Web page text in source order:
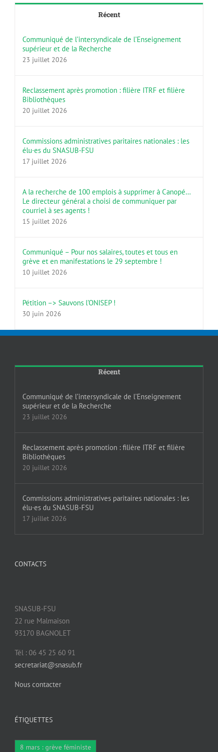
Récent
Communiqué de l’intersyndicale de l’Enseignement
supérieur et de la Recherche
23 juillet 2026
Reclassement après promotion : filière ITRF et filière
Bibliothèques
20 juillet 2026
Commissions administratives paritaires nationales : les
élu·es du SNASUB-FSU
17 juillet 2026
A la recherche de 100 emplois à supprimer à Canopé…
Le directeur général a choisi de communiquer par
courriel à ses agents !
15 juillet 2026
Communiqué – Pour nos salaires, toutes et tous en
grève et en manifestations le 29 septembre !
10 juillet 2026
Pétition –> Sauvons l’ONISEP !
30 juin 2026
Récent
Communiqué de l’intersyndicale de l’Enseignement
supérieur et de la Recherche
23 juillet 2026
Reclassement après promotion : filière ITRF et filière
Bibliothèques
20 juillet 2026
Commissions administratives paritaires nationales : les
élu·es du SNASUB-FSU
17 juillet 2026
CONTACTS
SNASUB-FSU
22 rue Malmaison
93170 BAGNOLET
Tél : 06 45 25 60 91
secretariat@snasub.fr
Nous contacter
ÉTIQUETTES
8 mars : grève féministe